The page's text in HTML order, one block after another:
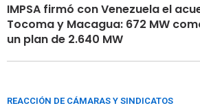
IMPSA firmó con Venezuela el
Tocoma y Macagua: 672 MW
un plan de 2.640 MW
REACCIÓN DE CÁMARAS Y SINDICATOS